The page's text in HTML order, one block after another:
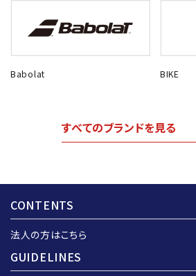
Babolat BIKE
すべてのブランドを見る
CONTENTS
法人の方はこちら
GUIDELINES